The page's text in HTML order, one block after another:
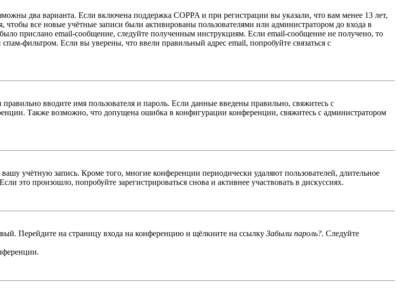
два варианта. Если включена поддержка COPPA и при регистрации вы указали, что вам менее 13 лет,
все новые учётные записи были активированы пользователями или администратором до входа в
прислано email-сообщение, следуйте полученным инструкциям. Если email-сообщение не получено, то
фильтром. Если вы уверены, что ввели правильный адрес email, попробуйте связаться с
вводите имя пользователя и пароль. Если данные введены правильно, свяжитесь с
Также возможно, что допущена ошибка в конфигурации конференции, свяжитесь с администратором
учётную запись. Кроме того, многие конференции периодически удаляют пользователей, длительное
это произошло, попробуйте зарегистрироваться снова и активнее участвовать в дискуссиях.
Перейдите на страницу входа на конференцию и щёлкните на ссылку Забыли пароль?. Следуйте